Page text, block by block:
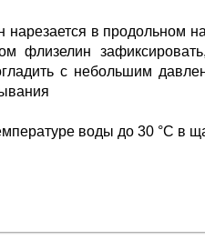
нарезается в продольном
флизелин
с небольшим
воды до 30 °C в